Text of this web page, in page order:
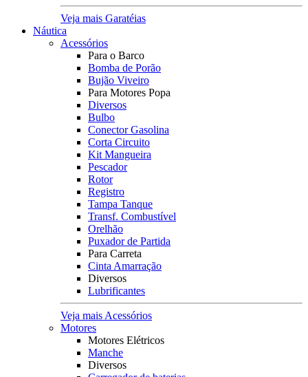
Veja mais Garatéias
Náutica
Acessórios
Para o Barco
Bomba de Porão
Bujão Viveiro
Para Motores Popa
Diversos
Bulbo
Conector Gasolina
Corta Circuito
Kit Mangueira
Pescador
Rotor
Registro
Tampa Tanque
Transf. Combustível
Orelhão
Puxador de Partida
Para Carreta
Cinta Amarração
Diversos
Lubrificantes
Veja mais Acessórios
Motores
Motores Elétricos
Manche
Diversos